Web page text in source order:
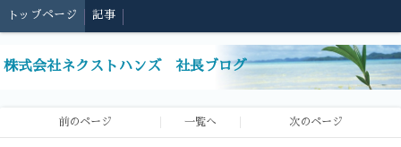
トップページ 記事
株式会社ネクストハンズ 社長ブログ
前のページ 一覧へ 次のページ